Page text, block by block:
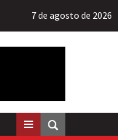
7 de agosto de 2026